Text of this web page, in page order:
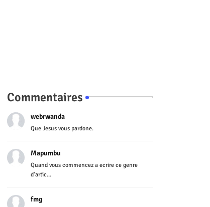
Commentaires
webrwanda
Que Jesus vous pardone.
Mapumbu
Quand vous commencez a ecrire ce genre
d'artic...
fmg